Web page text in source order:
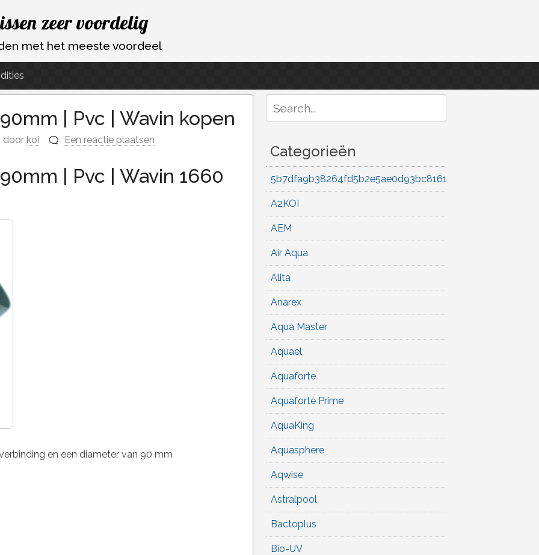
zeer voordelig
met het meeste voordeel
| Pvc | Wavin kopen
door koi Een reactie plaatsen
| Pvc | Wavin 1660
en een diameter van 90 mm
for:
Categorieën
5b7dfa9b38264fd5b2e5ae0d93bc8161
A2KOI
AEM
Air Aqua
Alita
Anarex
Aqua Master
Aquael
Aquaforte
Aquaforte Prime
AquaKing
Aquasphere
Aqwise
Astralpool
Bactoplus
Bio-UV